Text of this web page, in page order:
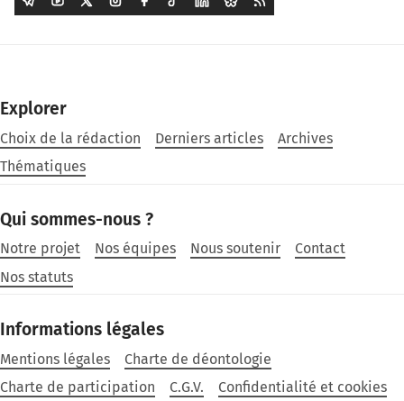
Explorer
Choix de la rédaction Derniers articles
Archives
Thématiques
Qui sommes-nous ?
Notre projet Nos équipes Nous soutenir
Contact
Nos statuts
Informations légales
Mentions légales
Charte de déontologie
Charte de participation
C.G.V. Confidentialité et cookies